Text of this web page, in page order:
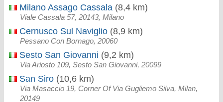
Milano Assago Cassala (8,4 km)
Viale Cassala 57, 20143, Milano
Cernusco Sul Naviglio (8,9 km)
Pessano Con Bornago, 20060
Sesto San Giovanni (9,2 km)
Via Ariosto 109, Sesto San Giovanni, 20099
San Siro (10,6 km)
Via Masaccio 19, Corner Of Via Gugliemo Silva, Milan,
20149